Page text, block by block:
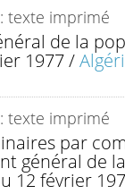
de la
1977/
par
général de
12 février